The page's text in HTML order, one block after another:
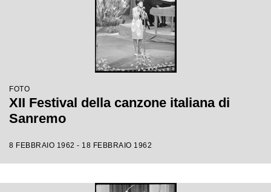
FOTO
XII Festival della canzone italiana di
Sanremo
8 FEBBRAIO 1962 - 18 FEBBRAIO 1962